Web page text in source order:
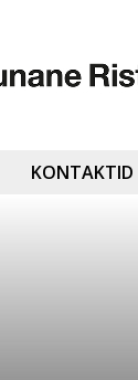
KONTAKTID